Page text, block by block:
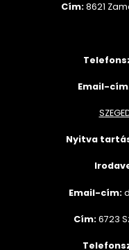
Cím:8621
Email-
Nyitva
Email-cím:
Cím:6723